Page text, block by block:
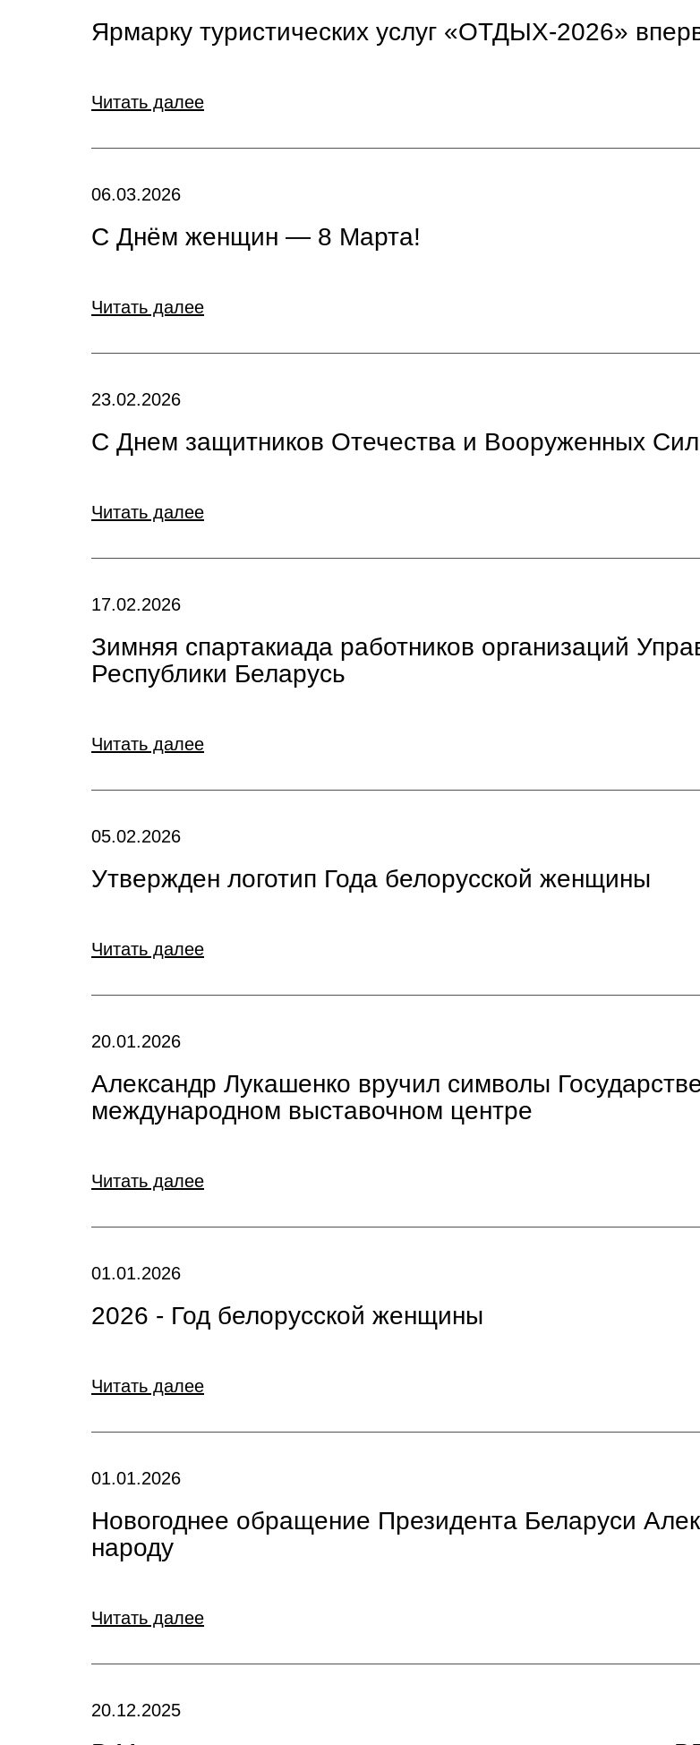
Ярмарку туристических услуг «ОТДЫХ-2026»
Читать далее
06.03.2026
С Днём женщин — 8 Марта!
Читать далее
23.02.2026
C Днем защитников Отечества и Вооруженных
Читать далее
17.02.2026
Зимняя спартакиада работников организаций
Республики Беларусь
Читать далее
05.02.2026
Утвержден логотип Года белорусской женщины
Читать далее
20.01.2026
Александр Лукашенко вручил символы
международном выставочном центре
Читать далее
01.01.2026
2026 - Год белорусской женщины
Читать далее
01.01.2026
Новогоднее обращение Президента Беларуси
народу
Читать далее
20.12.2025